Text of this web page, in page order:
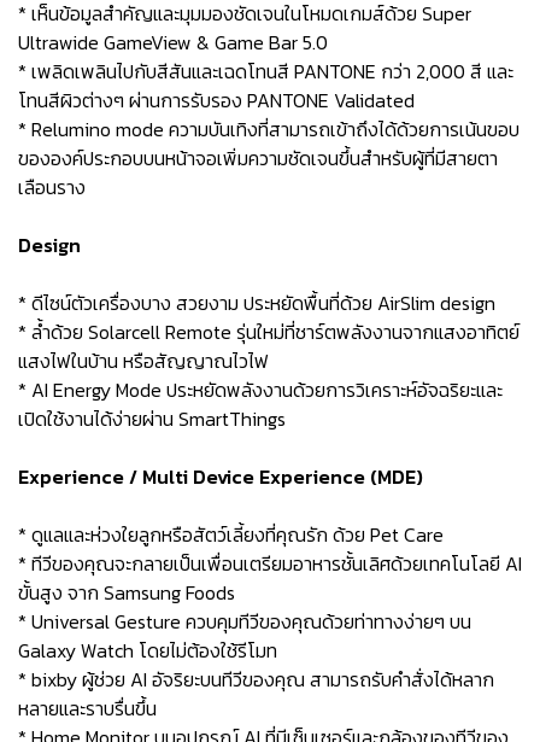
* เห็นข้อมูลสำคัญและมุมมองชัดเจนในโหมดเกมส์ด้วย Super
Ultrawide GameView & Game Bar 5.0
* เพลิดเพลินไปกับสีสันและเฉดโทนสี PANTONE กว่า 2,000 สี และ
โทนสีผิวต่างๆ ผ่านการรับรอง PANTONE Validated
* Relumino mode ความบันเทิงที่สามารถเข้าถึงได้ด้วยการเน้นขอบ
ขององค์ประกอบบนหน้าจอเพิ่มความชัดเจนขึ้นสำหรับผู้ที่มีสายตา
เลือนราง
Design
* ดีไซน์ตัวเครื่องบาง สวยงาม ประหยัดพื้นที่ด้วย AirSlim design
* ล้ำด้วย Solarcell Remote รุ่นใหม่ที่ชาร์ตพลังงานจากแสงอาทิตย์
แสงไฟในบ้าน หรือสัญญาณไวไฟ
* AI Energy Mode ประหยัดพลังงานด้วยการวิเคราะห์อัจฉริยะและ
เปิดใช้งานได้ง่ายผ่าน SmartThings
Experience / Multi Device Experience (MDE)
* ดูแลและห่วงใยลูกหรือสัตว์เลี้ยงที่คุณรัก ด้วย Pet Care
* ทีวีของคุณจะกลายเป็นเพื่อนเตรียมอาหารชั้นเลิศด้วยเทคโนโลยี AI
ขั้นสูง จาก Samsung Foods
* Universal Gesture ควบคุมทีวีของคุณด้วยท่าทางง่ายๆ บน
Galaxy Watch โดยไม่ต้องใช้รีโมท
* bixby ผู้ช่วย AI อัจริยะบนทีวีของคุณ สามารถรับคำสั่งได้หลาก
หลายและราบรื่นขึ้น